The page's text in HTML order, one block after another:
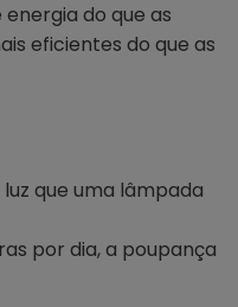
energia do que as
eficientes do que as
que uma lâmpada
por dia, a poupança